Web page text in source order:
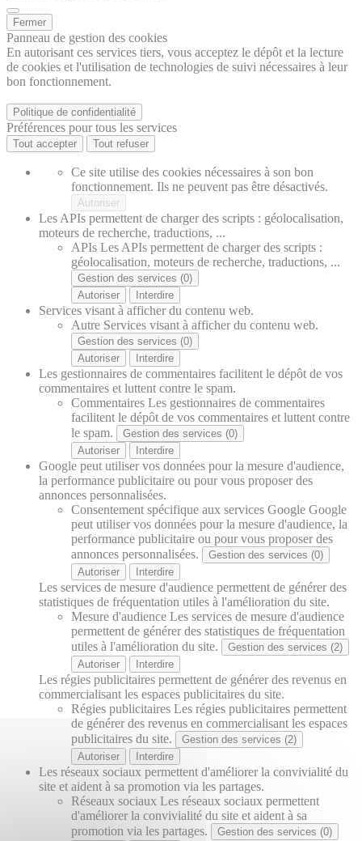
Fermer
Panneau de gestion des cookies
En autorisant ces services tiers, vous acceptez le dépôt et la lecture
de cookies et l'utilisation de technologies de suivi nécessaires à leur
bon fonctionnement.
Politique de confidentialité
Préférences pour tous les services
Tout accepter Tout refuser
Ce site utilise des cookies nécessaires à son bon
fonctionnement. Ils ne peuvent pas être désactivés.
Autoriser
Les APIs permettent de charger des scripts : géolocalisation,
moteurs de recherche, traductions, ...
APIs Les APIs permettent de charger des scripts :
géolocalisation, moteurs de recherche, traductions, ...
Gestion des services (0)
Autoriser
Interdire
Services visant à afficher du contenu web.
Autre Services visant à afficher du contenu web.
Gestion des services (0)
Autoriser
Interdire
Les gestionnaires de commentaires facilitent le dépôt de vos
commentaires et luttent contre le spam.
Commentaires Les gestionnaires de commentaires
facilitent le dépôt de vos commentaires et luttent contre
le spam.
Gestion des services (0)
Autoriser
Interdire
Google peut utiliser vos données pour la mesure d'audience,
la performance publicitaire ou pour vous proposer des
annonces personnalisées.
Consentement spécifique aux services Google Google
peut utiliser vos données pour la mesure d'audience, la
performance publicitaire ou pour vous proposer des
annonces personnalisées.
Gestion des services (0)
Autoriser
Interdire
Les services de mesure d'audience permettent de générer des
statistiques de fréquentation utiles à l'amélioration du site.
Mesure d'audience Les services de mesure d'audience
permettent de générer des statistiques de fréquentation
utiles à l'amélioration du site.
Gestion des services (2)
Autoriser
Interdire
Les régies publicitaires permettent de générer des revenus en
commercialisant les espaces publicitaires du site.
Régies publicitaires Les régies publicitaires permettent
de générer des revenus en commercialisant les espaces
publicitaires du site.
Gestion des services (2)
Autoriser
Interdire
Les réseaux sociaux permettent d'améliorer la convivialité du
site et aident à sa promotion via les partages.
Réseaux sociaux Les réseaux sociaux permettent
d'améliorer la convivialité du site et aident à sa
promotion via les partages.
Gestion des services (0)